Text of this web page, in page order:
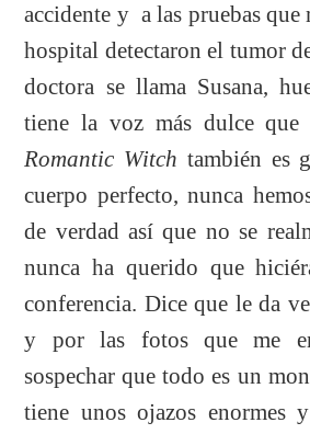
accidente y a las pruebas que
hospital detectaron el tumor
doctora se llama Susana,
tiene la voz más dulce que
Romantic Witch también es
cuerpo perfecto, nunca
de verdad así que no se
nunca ha querido que
conferencia. Dice que le da
y por las fotos que me
sospechar que todo es un
tiene unos ojazos enormes